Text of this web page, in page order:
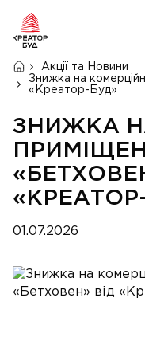
Акції та Новини
Знижка на
«Креатор-Буд»
ЗНИЖКА
01.07.2026